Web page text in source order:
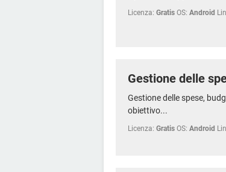
Licenza: Gratis OS: Android
Gestione delle
Gestione delle spese,
obiettivo...
Licenza: Gratis OS: Android